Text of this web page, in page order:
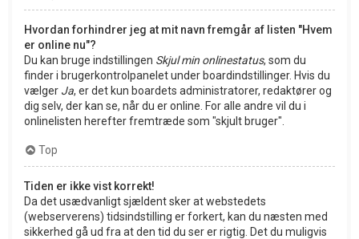
Hvordan forhindrer jeg at mit navn fremgår af listen "Hvem
er online nu"?
Du kan bruge indstillingen Skjul min onlinestatus, som du
finder i brugerkontrolpanelet under boardindstillinger. Hvis du
vælger Ja, er det kun boardets administratorer, redaktører og
dig selv, der kan se, når du er online. For alle andre vil du i
onlinelisten herefter fremtræde som "skjult bruger".
Top
Tiden er ikke vist korrekt!
Da det usædvanligt sjældent sker at webstedets
(webserverens) tidsindstilling er forkert, kan du næsten med
sikkerhed gå ud fra at den tid du ser er rigtig. Det du muligvis